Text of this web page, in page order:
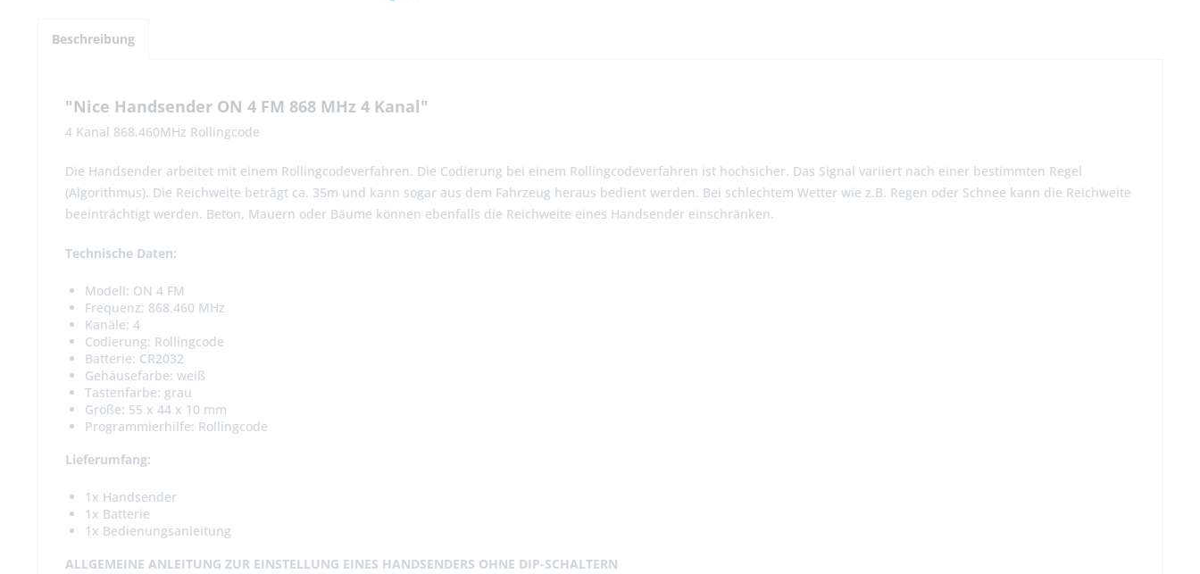
Beschreibung
"Nice Handsender ON 4 FM 868 MHz 4 Kanal"
4 Kanal 868.460MHz Rollingcode
Die Handsender arbeitet mit einem Rollingcodeverfahren. Die Codierung bei einem Rollingcodeverfahren ist hochsicher. Das Signal variiert nach einer bestimmten Regel
(Algorithmus). Die Reichweite beträgt ca. 35m und kann sogar aus dem Fahrzeug heraus bedient werden. Bei schlechtem Wetter wie z.B. Regen oder Schnee kann die Reichweite
beeinträchtigt werden. Beton, Mauern oder Bäume können ebenfalls die Reichweite eines Handsender einschränken.
Technische Daten:
Modell: ON 4 FM
Frequenz: 868.460 MHz
Kanäle: 4
Codierung: Rollingcode
Batterie: CR2032
Gehäusefarbe: weiß
Tastenfarbe: grau
Größe: 55 x 44 x 10 mm
Programmierhilfe: Rollingcode
Lieferumfang:
1x Handsender
1x Batterie
1x Bedienungsanleitung
ALLGEMEINE ANLEITUNG ZUR EINSTELLUNG EINES HANDSENDERS OHNE DIP-SCHALTERN